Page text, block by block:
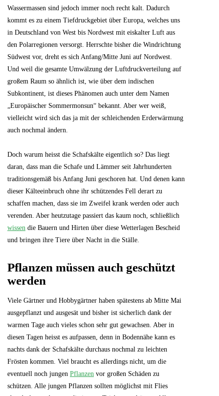
Wassermassen sind jedoch immer noch recht kalt. Dadurch
kommt es zu einem Tiefdruckgebiet über Europa, welches uns
in Deutschland von West bis Nordwest mit eiskalter Luft aus
den Polarregionen versorgt. Herrschte bisher die Windrichtung
Südwest vor, dreht es sich Anfang/Mitte Juni auf Nordwest.
Und weil die gesamte Umwälzung der Luftdruckverteilung auf
großem Raum so ähnlich ist, wie über dem indischen
Subkontinent, ist dieses Phänomen auch unter dem Namen
„Europäischer Sommermonsun“ bekannt. Aber wer weiß,
vielleicht wird sich das ja mit der schleichenden Erderwärmung
auch nochmal ändern.
Doch warum heisst die Schafskälte eigentlich so? Das liegt
daran, dass man die Schafe und Lämmer seit Jahrhunderten
traditionsgemäß bis Anfang Juni geschoren hat. Und denen kann
dieser Kälteeinbruch ohne ihr schützendes Fell derart zu
schaffen machen, dass sie im Zweifel krank werden oder auch
verenden. Aber heutzutage passiert das kaum noch, schließlich
wissen die Bauern und Hirten über diese Wetterlagen Bescheid
und bringen ihre Tiere über Nacht in die Ställe.
Pflanzen müssen auch geschützt
werden
Viele Gärtner und Hobbygärtner haben spätestens ab Mitte Mai
ausgepflanzt und ausgesät und bisher ist sicherlich dank der
warmen Tage auch vieles schon sehr gut gewachsen. Aber in
diesen Tagen heisst es aufpassen, denn in Bodennähe kann es
nachts dank der Schafskälte durchaus nochmal zu leichten
Frösten kommen. Viel braucht es allerdings nicht, um die
eventuell noch jungen Pflanzen vor großen Schäden zu
schützen. Alle jungen Pflanzen sollten möglichst mit Flies